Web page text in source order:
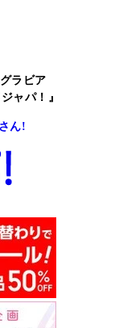
ラビア
ャパ！』
ん!